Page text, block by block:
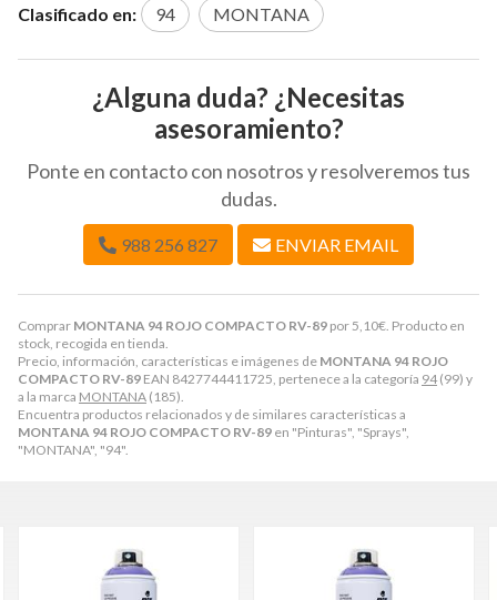
Comprar MONTANA 94 ROJO COMPACTO RV-89 por 5,10€. Producto en
stock, recogida en tienda.
Precio, información, características e imágenes de MONTANA 94 ROJO
COMPACTO RV-89 EAN 8427744411725, pertenece a la categoría 94 (99) y
a la marca MONTANA (185).
Encuentra productos relacionados y de similares características a
MONTANA 94 ROJO COMPACTO RV-89 en "Pinturas", "Sprays",
"MONTANA", "94".
Clasificado en: 94 MONTANA
¿Alguna duda? ¿Necesitas
asesoramiento?
Ponte en contacto con nosotros y resolveremos tus
dudas.
988 256 827 ENVIAR EMAIL